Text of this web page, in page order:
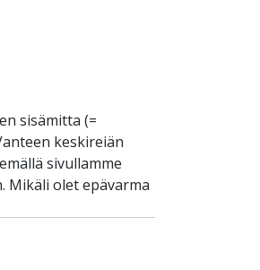
sisämitta (=
keskireiän
sivullamme
Mikäli olet epävarma